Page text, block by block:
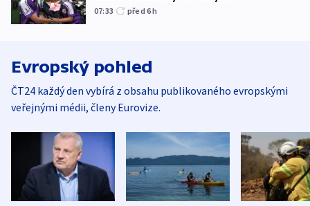
07:33 před 6h
Evropský pohled
ČT24 každý den vybírá z obsahu publikovaného evropskými
veřejnými médii, členy Eurovize.